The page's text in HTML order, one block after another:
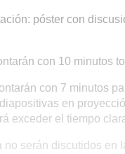
póster con
con 10 minutos
con 7 minutos
en
exceder el tiempo
serán discutidos en